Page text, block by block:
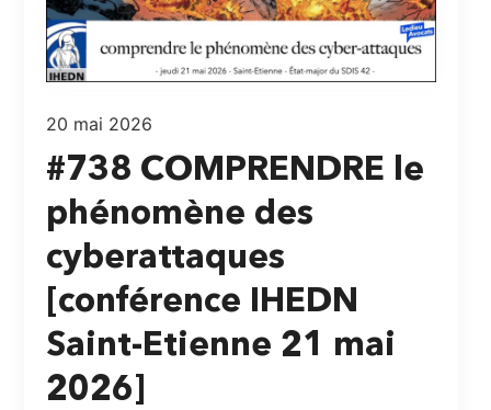
20 mai 2026
#738 COMPRENDRE le
phénomène des
cyberattaques
[conférence IHEDN
Saint-Etienne 21 mai
2026]